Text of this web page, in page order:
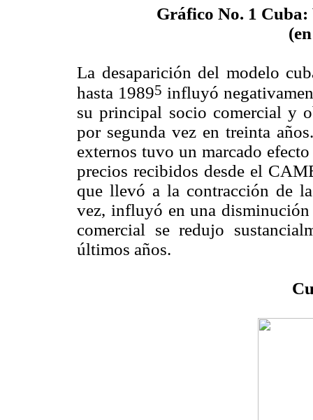
Gráfico No. 1 Cuba:
La desaparición del modelo
hasta 19895 influyó
su principal socio comercial y
por segunda vez en treinta
externos tuvo un marcado
precios recibidos desde el
que llevó a la contracción de
vez, influyó en una
comercial se redujo
últimos años.